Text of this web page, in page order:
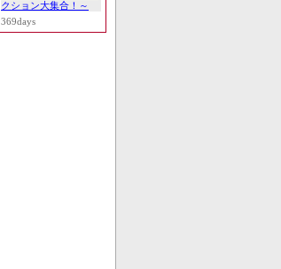
クション大集合！～
369days